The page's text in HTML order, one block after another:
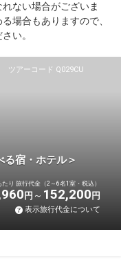
ない場合がございま
場合もありますので、
い。
ツアーコード Q029CU
宿・ホテル＞
り 旅行代金（2～6名1室・税込）
円 152,200 円
表示旅行代金について